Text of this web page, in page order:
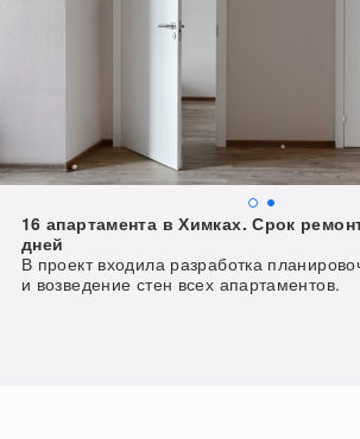
16 апартамента в Химках. Срок
дней
В проект входила разработка
и возведение стен всех апартаментов.